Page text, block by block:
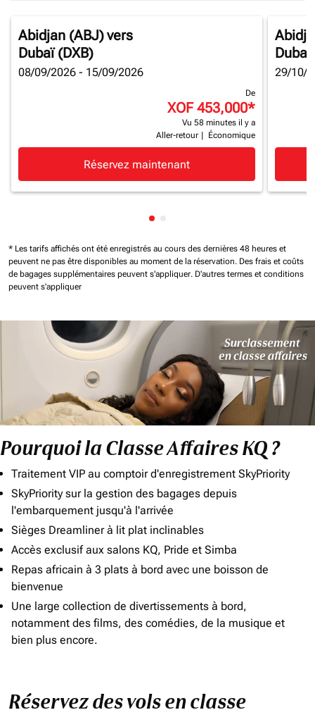
Abidjan (ABJ)vers
Dubaï (DXB)
08/09/2026 - 15/09/2026
De
XOF 453,000*
Vu 58 minutes il y a
Aller-retour
Économique
Réservez maintenant
Dubaï
29/10/
Affichage de cmp-pagination-
* Les tarifs affichés ont été enregistrés au cours des dernières 48 heures et
peuvent ne pas être disponibles au moment de la réservation. Des frais et coûts
de bagages supplémentaires peuvent s'appliquer. D'autres termes et conditions
peuvent s'appliquer
Pourquoi la Classe Affaires KQ ?
Traitement VIP au comptoir d'enregistrement SkyPriority
SkyPriority sur la gestion des bagages depuis
l'embarquement jusqu'à l'arrivée
Sièges Dreamliner à lit plat inclinables
Accès exclusif aux salons KQ, Pride et Simba
Repas africain à 3 plats à bord avec une boisson de
bienvenue
Une large collection de divertissements à bord,
notamment des films, des comédies, de la musique et
bien plus encore.
Réservez des vols en classe